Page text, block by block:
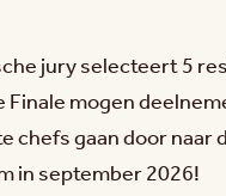
jury selecteert 5
Finale mogen
chefs gaan door naar
in september 2026!